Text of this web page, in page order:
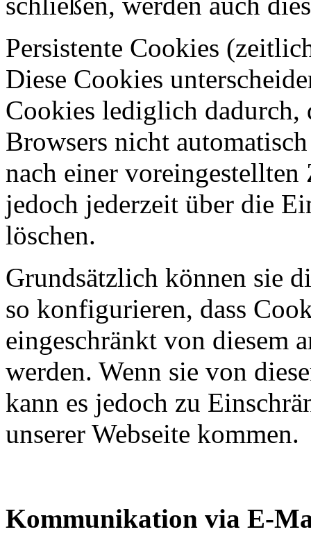
Persistente Cookies
Diese Cookies
Cookies lediglich dadurch,
Browsers nicht
nach einer
jedoch jederzeit über die
löschen.
Grundsätzlich können sie
so konfigurieren, dass
eingeschränkt von diesem
werden. Wenn sie von
kann es jedoch zu
unserer Webseite kommen.
Kommunikation via E-